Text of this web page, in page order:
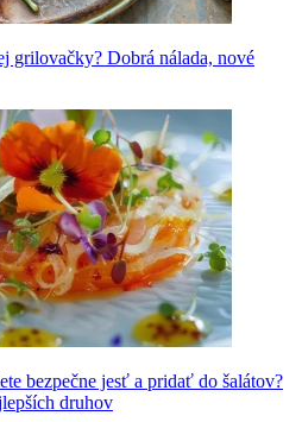
grilovačky? Dobrá nálada, nové
bezpečne jesť a pridať do šalátov?
druhov